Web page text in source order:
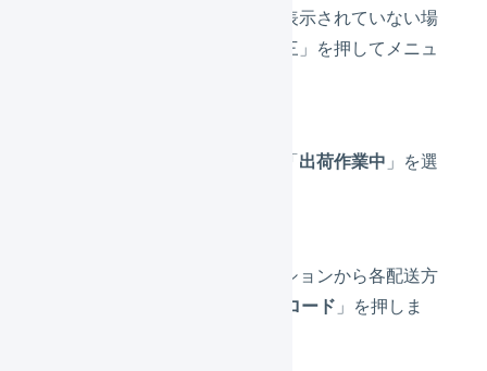
ます。（メニューが表示されていない場
合は、画面上部の「三」を押してメニュ
画面上部のタブから「出荷作業中 」を選
」のセクションから各配送方
CSVをアップロード 」を押しま